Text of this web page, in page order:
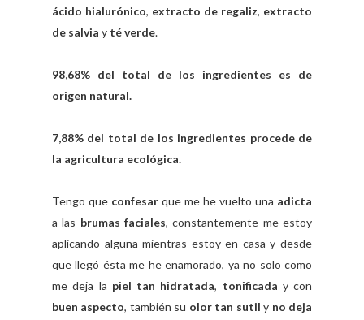
ácido hialurónico, extracto de regaliz, extracto
de salvia y té verde.
98,68% del total de los ingredientes es de
origen natural.
7,88% del total de los ingredientes procede de
la agricultura ecológica.
Tengo que confesar que me he vuelto una adicta
a las brumas faciales, constantemente me estoy
aplicando alguna mientras estoy en casa y desde
que llegó ésta me he enamorado, ya no solo como
me deja la piel tan hidratada, tonificada y con
buen aspecto, también su olor tan sutil y no deja